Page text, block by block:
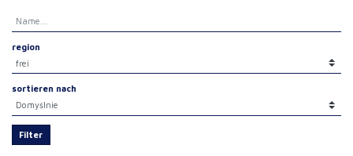
region
sortieren nach
Filter